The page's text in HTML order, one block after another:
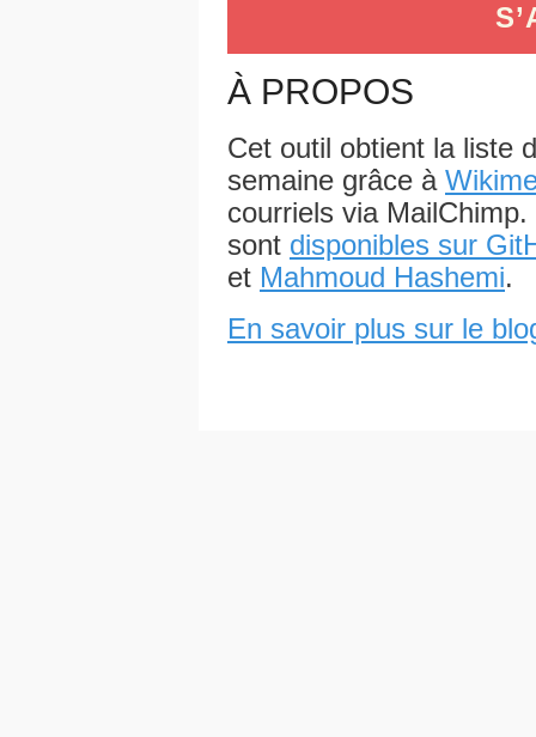
À PROPOS
Cet outil obtient la liste
semaine grâce à
courriels via
sont disponibles sur
et Mahmoud Hashemi.
En savoir plus sur le